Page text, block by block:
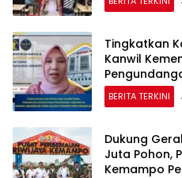
Tingkatkan
Kanwil
undangan
BERITA TERKINI
Dukung
Juta Pohon,
Kemampo